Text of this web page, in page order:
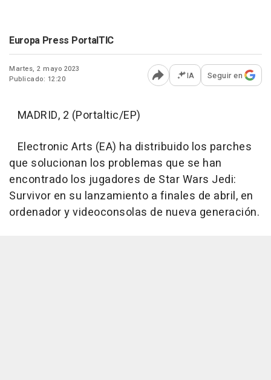
Europa Press PortalTIC
Martes, 2 mayo 2023
Publicado: 12:20
Abrir opciones para
IA Seguir en
MADRID, 2 (Portaltic/EP)
Electronic Arts (EA) ha distribuido los parches
que solucionan los problemas que se han
encontrado los jugadores de Star Wars Jedi:
Survivor en su lanzamiento a finales de abril, en
ordenador y videoconsolas de nueva generación.